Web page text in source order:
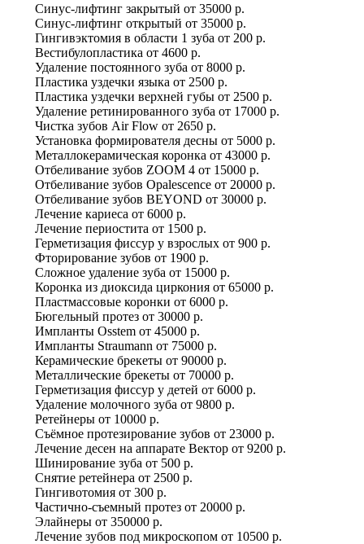
Синус-лифтинг закрытый от 35000 р.
Синус-лифтинг открытый от 35000 р.
Гингивэктомия в области 1 зуба от 200 р.
Вестибулопластика от 4600 р.
Удаление постоянного зуба от 8000 р.
Пластика уздечки языка от 2500 р.
Пластика уздечки верхней губы от 2500 р.
Удаление ретинированного зуба от 17000 р.
Чистка зубов Air Flow от 2650 р.
Установка формирователя десны от 5000 р.
Металлокерамическая коронка от 43000 р.
Отбеливание зубов ZOOM 4 от 15000 р.
Отбеливание зубов Оpalescence от 20000 р.
Отбеливание зубов BEYOND от 30000 р.
Лечение кариеса от 6000 р.
Лечение периостита от 1500 р.
Герметизация фиссур у взрослых от 900 р.
Фторирование зубов от 1900 р.
Сложное удаление зуба от 15000 р.
Коронка из диоксида циркония от 65000 р.
Пластмассовые коронки от 6000 р.
Бюгельный протез от 30000 р.
Импланты Osstem от 45000 р.
Импланты Straumann от 75000 р.
Керамические брекеты от 90000 р.
Металлические брекеты от 70000 р.
Герметизация фиссур у детей от 6000 р.
Удаление молочного зуба от 9800 р.
Ретейнеры от 10000 р.
Съёмное протезирование зубов от 23000 р.
Лечение десен на аппарате Вектор от 9200 р.
Шинирование зуба от 500 р.
Снятие ретейнера от 2500 р.
Гингивотомия от 300 р.
Частично-съемный протез от 20000 р.
Элайнеры от 350000 р.
Лечение зубов под микроскопом от 10500 р.